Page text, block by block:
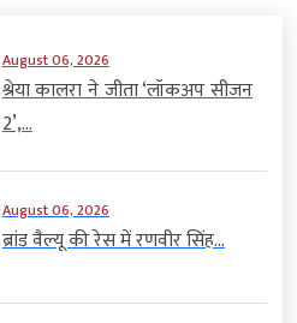
August 06, 2026
श्रेया कालरा ने जीता ‘लॉकअप सीजन
2’,...
August 06, 2026
ब्रांड वैल्यू की रेस में रणवीर सिंह...